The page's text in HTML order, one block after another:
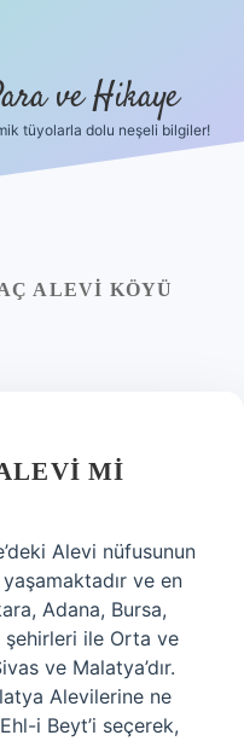
ve Hikaye
tüyolarla dolu neşeli bilgiler!
ALEVI KÖYÜ
MI
Alevi nüfusunun
ve en
Adana, Bursa,
şehirleri ile Orta ve
ve Malatya’dır.
Alevilerine ne
i Beyt’i seçerek,